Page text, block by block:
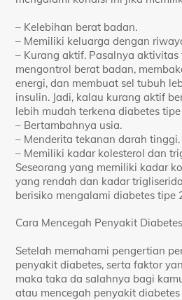
– Kelebihan berat badan.
– Memiliki keluarga dengan
– Kurang aktif. Pasalnya
mengontrol berat badan,
energi, dan membuat sel tubuh
insulin. Jadi, kalau kurang aktif
lebih mudah terkena diabetes
– Bertambahnya usia.
– Menderita tekanan darah tinggi.
– Memiliki kadar kolesterol dan
Seseorang yang memiliki kadar
yang rendah dan kadar
berisiko mengalami diabetes tipe
Cara Mencegah Penyakit Diabetes
Setelah memahami pengertian
penyakit diabetes, serta faktor
maka taka da salahnya bagi
atau mencegah penyakit